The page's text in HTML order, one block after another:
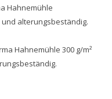
Hahnemühle
und alterungsbeständig.
Hahnemühle 300 g/m²